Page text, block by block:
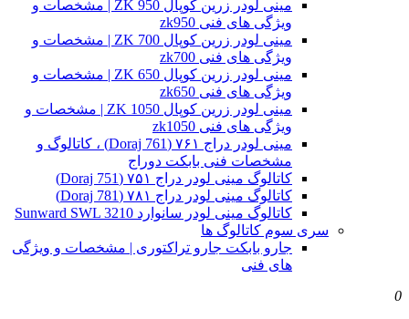
مینی لودر زرین کوپال ZK 950 | مشخصات و
ویژگی های فنی zk950
مینی لودر زرین کوپال ZK 700 | مشخصات و
ویژگی های فنی zk700
مینی لودر زرین کوپال ZK 650 | مشخصات و
ویژگی های فنی zk650
مینی لودر زرین کوپال ZK 1050 | مشخصات و
ویژگی های فنی zk1050
مینی لودر دراج ۷۶۱ (Doraj 761) ، کاتالوگ و
مشخصات فنی بابکت دوراج
کاتالوگ مینی لودر دراج ۷۵۱ (Doraj 751)
کاتالوگ مینی لودر دراج ۷۸۱ (Doraj 781)
کاتالوگ مینی لودر سانوارد Sunward SWL 3210
سری سوم کاتالوگ ها
جارو بابکت جارو تراکتوری | مشخصات و ویژگی
های فنی
0